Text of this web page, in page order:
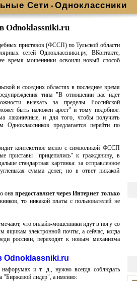
Сети » Одноклассники
Odnoklassniki.ru
приставов (ФССП) по Тульской области
сетей Одноклассники.ру, ВКонтакте,
время мошенники освоили новый способ
и соседних областях в последнее время
типа "В отношении вас идет
выехать за пределы Российской
быть наложен арест" и тому подобное.
лаконичные, и для того, чтобы получить
Одноклассников предлагается перейти по
контекстное меню с символикой ФССП
приставы "прицепились" к гражданину, в
стандартная картинка: за отправленное
сумма денег, но в ответ никакой
она предоставляет через Интернет только
то никакой платы с пользователей не
что онлайн-мошенники идут в ногу со
электронной почты, а сейчас, когда
россиян, переходят к новым механизма
Odnoklassniki.ru
и т. д., нужно всегда соблюдать
"Биржевой лидер", а именно: